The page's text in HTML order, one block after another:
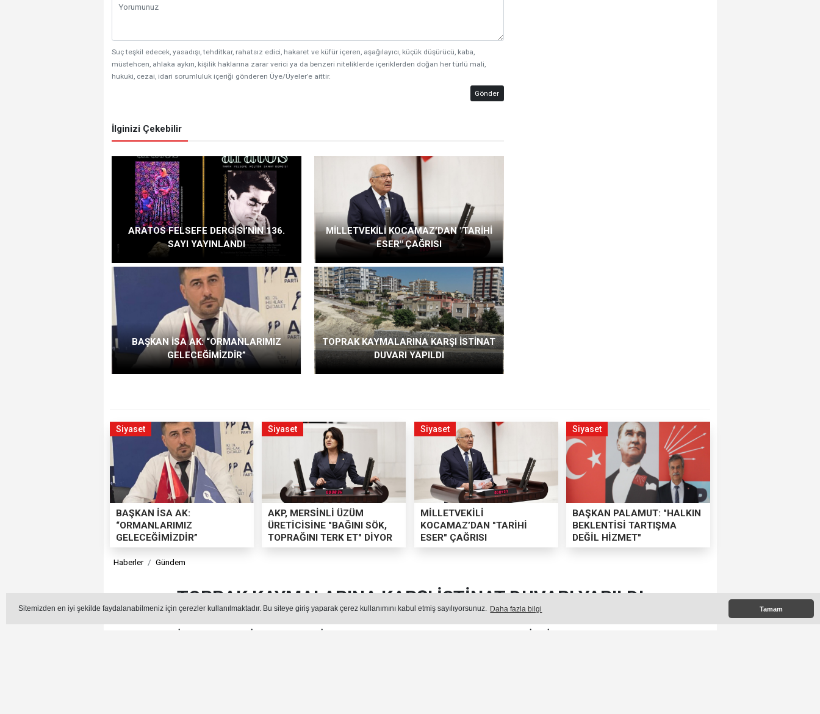
Sitemizden en iyi şekilde faydalanabilmeniz için çerezler kullanılmaktadır. Bu siteye giriş yaparak çerez kullanımını kabul etmiş sayılıyorsunuz. Daha fazla bilgi Tamam
Suç teşkil edecek, yasadışı, tehditkar, rahatsız edici, hakaret ve küfür içeren, aşağılayıcı, küçük düşürücü, kaba,
müstehcen, ahlaka aykırı, kişilik haklarına zarar verici ya da benzeri niteliklerde içeriklerden doğan her türlü mali,
hukuki, cezai, idari sorumluluk içeriği gönderen Üye/Üyeler’e aittir.
Gönder
İlginizi Çekebilir
ARATOS FELSEFE DERGİSİ’NİN 136.
SAYI YAYINLANDI
MİLLETVEKİLİ KOCAMAZ’DAN "TARİHİ
ESER" ÇAĞRISI
BAŞKAN İSA AK: “ORMANLARIMIZ
GELECEĞİMİZDİR”
TOPRAK KAYMALARINA KARŞI İSTİNAT
DUVARI YAPILDI
Siyaset
BAŞKAN İSA AK:
“ORMANLARIMIZ
GELECEĞİMİZDİR”
Siyaset
AKP, MERSİNLİ ÜZÜM
ÜRETİCİSİNE "BAĞINI SÖK,
TOPRAĞINI TERK ET" DİYOR
Siyaset
MİLLETVEKİLİ
KOCAMAZ’DAN "TARİHİ
ESER" ÇAĞRISI
Siyaset
BAŞKAN PALAMUT: "HALKIN
BEKLENTİSİ TARTIŞMA
DEĞİL HİZMET"
Haberler Gündem
TOPRAK KAYMALARINA KARŞI İSTİNAT DUVARI YAPILDI
ŞEHİTLER TEPESİ MAHALLESİ'NDE TOPRAK KAYMALARINA KARŞI İSTİNAT DUVARI YAPILDI